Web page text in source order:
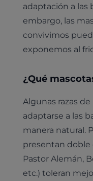
adaptación a las
embargo, las
convivimos
exponemos al
¿Qué
Algunas razas
adaptarse a las
manera natural.
presentan doble
Pastor Alemán,
etc.) toleran